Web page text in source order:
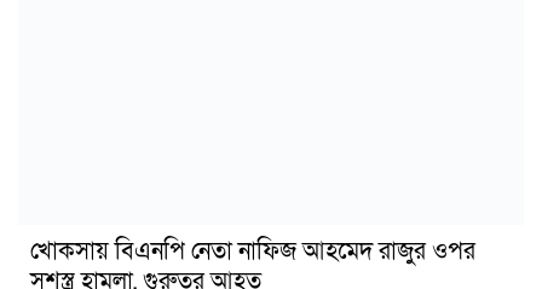
খোকসায় বিএনপি নেতা নাফিজ আহমেদ রাজুর ওপর
সশস্ত্র হামলা, গুরুতর আহত